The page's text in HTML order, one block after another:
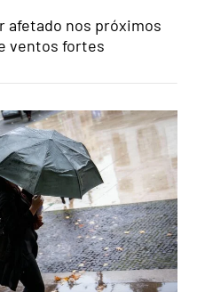
afetado nos próximos
ventos fortes